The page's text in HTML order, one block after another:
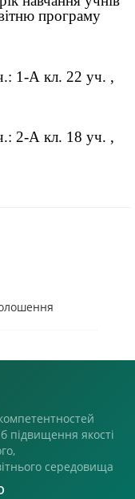
підвищення якості
середовища